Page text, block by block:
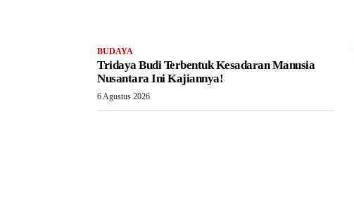
BUDAYA
Tridaya Budi Terbentuk Kesadaran Manusia
Nusantara Ini Kajiannya!
6 Agustus 2026